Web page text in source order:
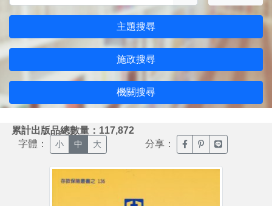
主題搜尋
施政搜尋
機關搜尋
累計出版品總數量：117,872
字體： 小 中 大 分享： 臉書分享(另開新視窗)
噗浪分享(另開新
Line分享(另